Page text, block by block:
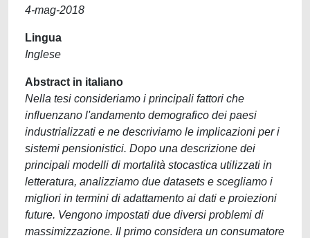
4-mag-2018
Lingua
Inglese
Abstract in italiano
Nella tesi consideriamo i principali fattori che
influenzano l'andamento demografico dei paesi
industrializzati e ne descriviamo le implicazioni per i
sistemi pensionistici. Dopo una descrizione dei
principali modelli di mortalità stocastica utilizzati in
letteratura, analizziamo due datasets e scegliamo i
migliori in termini di adattamento ai dati e proiezioni
future. Vengono impostati due diversi problemi di
massimizzazione. Il primo considera un consumatore